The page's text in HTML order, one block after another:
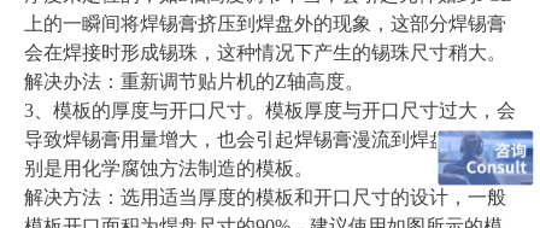
上的一瞬间将焊锡膏挤压到焊盘外的现象，这部分焊锡膏
会在焊接时形成锡珠，这种情况下产生的锡珠尺寸稍大。
解决办法：重新调节贴片机的Z轴高度。
3、 模板的厚度与开口尺寸。模板厚度与开口尺寸过大，会
导致焊锡膏用量增大，也会引起焊锡膏漫流到焊盘外，特
别是用化学腐蚀方法制造的模板。
解决方法：选用适当厚度的模板和开口尺寸的设计，一般